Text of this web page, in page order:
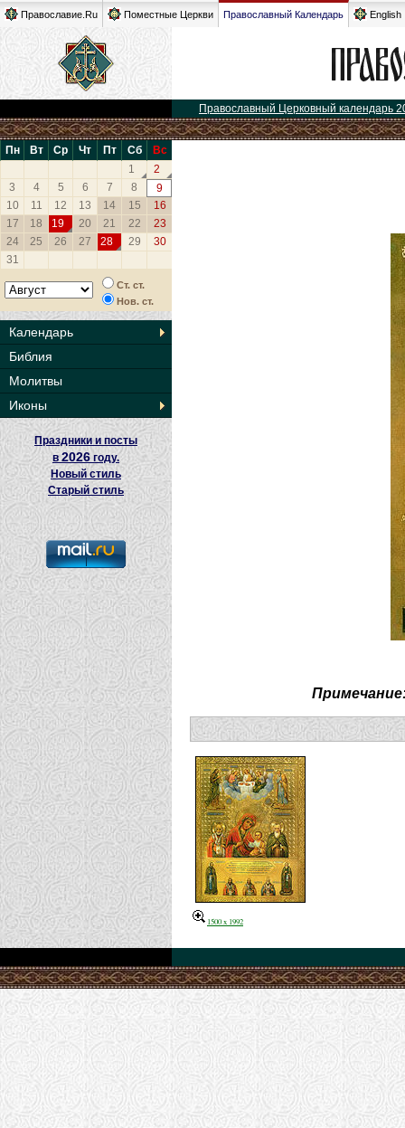
Православие.Ru Поместные Церкви Православный Календарь English
Православный Церковный календарь
Пн Вт Ср Чт Пт Сб
Вс
1
2
3
4 5 6 7 8
9
10
11 12 13 14 15
16
17
18 19 20 21 22
23
24
25 26 27 28 29
30
31
Ст. ст.
Нов. ст.
Календарь
Библия
Молитвы
Иконы
Праздники и посты
в2026 году.
Новый стиль
Старый стиль
1500 x 1992